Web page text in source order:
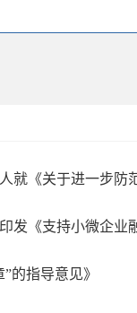
就《关于进一步防
发《支持小微企业
的指导意见》